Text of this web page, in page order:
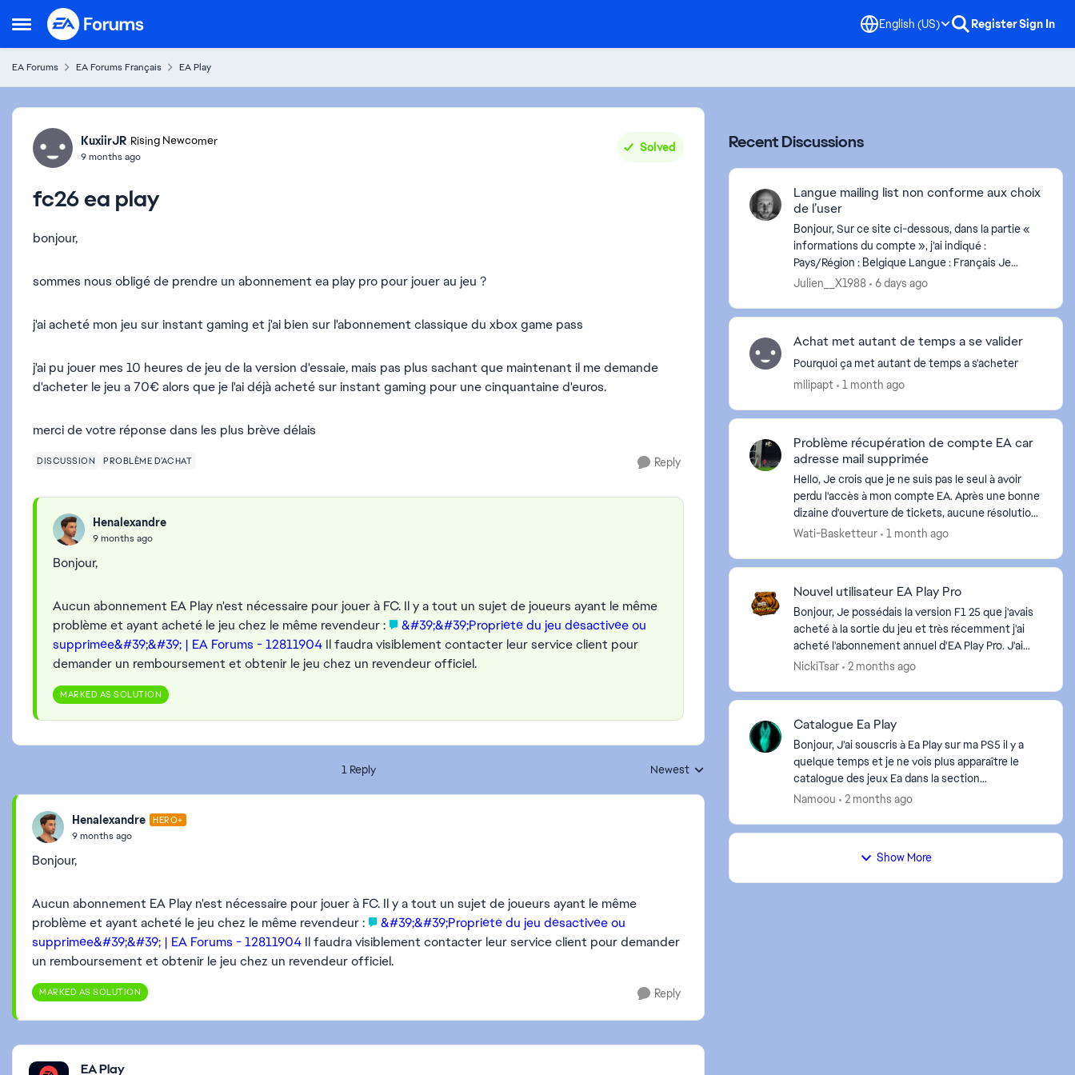
Open Side Menu
Skip to content English (US) RegisterSign In
EA Forums EA Forums Français EA Play
Forum Discussion
KuxiirJR Rising Newcomer
9 months ago
Solved
fc26 ea play
bonjour,
sommes nous obligé de prendre un abonnement ea play pro pour jouer au jeu ?
j'ai acheté mon jeu sur instant gaming et j'ai bien sur l'abonnement classique du xbox game pass
j'ai pu jouer mes 10 heures de jeu de la version d'essaie, mais pas plus sachant que maintenant il me demande
d'acheter le jeu a 70€ alors que je l'ai déjà acheté sur instant gaming pour une cinquantaine d'euros.
merci de votre réponse dans les plus brève délais
DISCUSSION PROBLÈME D’ACHAT Reply
Henalexandre
9 months ago
Bonjour,
Aucun abonnement EA Play n'est nécessaire pour jouer à FC. Il y a tout un sujet de joueurs ayant le même
problème et ayant acheté le jeu chez le même revendeur :
&#39;&#39;Propriété du jeu désactivée ou
supprimée&#39;&#39; | EA Forums - 12811904 Il faudra visiblement contacter leur service client pour
demander un remboursement et obtenir le jeu chez un revendeur officiel.
MARKED AS SOLUTION
1 Reply Replies sorted by
Newest
Henalexandre HERO+
9 months ago
Bonjour,
Aucun abonnement EA Play n'est nécessaire pour jouer à FC. Il y a tout un sujet de joueurs ayant le même
problème et ayant acheté le jeu chez le même revendeur :
&#39;&#39;Propriété du jeu désactivée ou
supprimée&#39;&#39; | EA Forums - 12811904 Il faudra visiblement contacter leur service client pour demander
un remboursement et obtenir le jeu chez un revendeur officiel.
MARKED AS SOLUTION Reply
Featured Places
EA Play
Recent Discussions
Langue mailing list non conforme aux choix
de l’user
Bonjour, Sur ce site ci-dessous, dans la partie «
informations du compte », j’ai indiqué :
Pays/Région : Belgique Langue : Français Je
reçois néanmoins les newsletters d’EA par mail en
Julien__X1988 6 days ago
Achat met autant de temps a se valider
Pourquoi ça met autant de temps a s'acheter
milipapt
1 month ago
Problème récupération de compte EA car
adresse mail supprimée
Hello, Je crois que je ne suis pas le seul à avoir
perdu l'accès à mon compte EA. Après une bonne
dizaine d'ouverture de tickets, aucune résolution..
Quelqu'un peut me joindre par téléphone pour...
Wati-Basketteur 1 month ago
Nouvel utilisateur EA Play Pro
Bonjour, Je possédais la version F1 25 que j'avais
acheté à la sortie du jeu et très récemment j'ai
acheté l'abonnement annuel d'EA Play Pro. J'ai
fait une erreur de débutant en achetant le DLC
NickiTsar 2 months ago
Catalogue Ea Play
Bonjour, J’ai souscris à Ea Play sur ma PS5 il y a
quelque temps et je ne vois plus apparaître le
catalogue des jeux Ea dans la section
abonnement. Je suis toujours abonné, je vois les
Namoou 2 months ago
Show More